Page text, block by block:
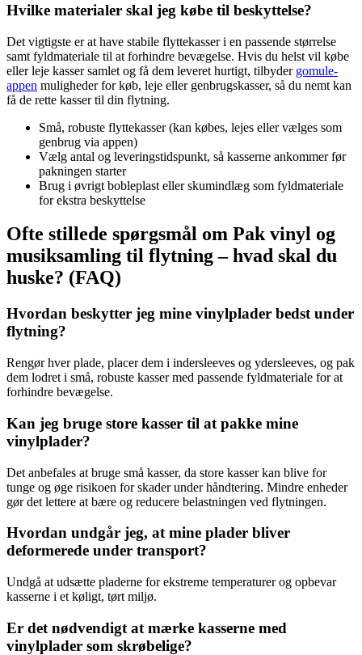
Hvilke materialer skal jeg købe til beskyttelse?
Det vigtigste er at have stabile flyttekasser i en passende størrelse
samt fyldmateriale til at forhindre bevægelse. Hvis du helst vil købe
eller leje kasser samlet og få dem leveret hurtigt, tilbyder gomule-
appen muligheder for køb, leje eller genbrugskasser, så du nemt kan
få de rette kasser til din flytning.
Små, robuste flyttekasser (kan købes, lejes eller vælges som
genbrug via appen)
Vælg antal og leveringstidspunkt, så kasserne ankommer før
pakningen starter
Brug i øvrigt bobleplast eller skumindlæg som fyldmateriale
for ekstra beskyttelse
Ofte stillede spørgsmål om Pak vinyl og
musiksamling til flytning – hvad skal du
huske? (FAQ)
Hvordan beskytter jeg mine vinylplader bedst under
flytning?
Rengør hver plade, placer dem i indersleeves og ydersleeves, og pak
dem lodret i små, robuste kasser med passende fyldmateriale for at
forhindre bevægelse.
Kan jeg bruge store kasser til at pakke mine
vinylplader?
Det anbefales at bruge små kasser, da store kasser kan blive for
tunge og øge risikoen for skader under håndtering. Mindre enheder
gør det lettere at bære og reducere belastningen ved flytningen.
Hvordan undgår jeg, at mine plader bliver
deformerede under transport?
Undgå at udsætte pladerne for ekstreme temperaturer og opbevar
kasserne i et køligt, tørt miljø.
Er det nødvendigt at mærke kasserne med
vinylplader som skrøbelige?